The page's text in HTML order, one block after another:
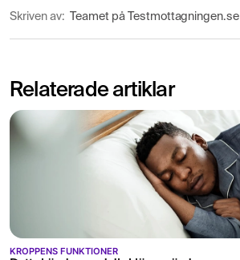
Skriven av: Teamet på Testmottagningen.se
Relaterade artiklar
KROPPENS FUNKTIONER